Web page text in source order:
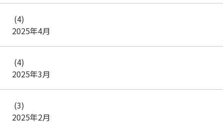
2025年4月
(4)
2025年3月
(4)
2025年2月
(3)